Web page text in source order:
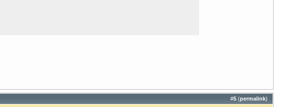
#5 (permalink)